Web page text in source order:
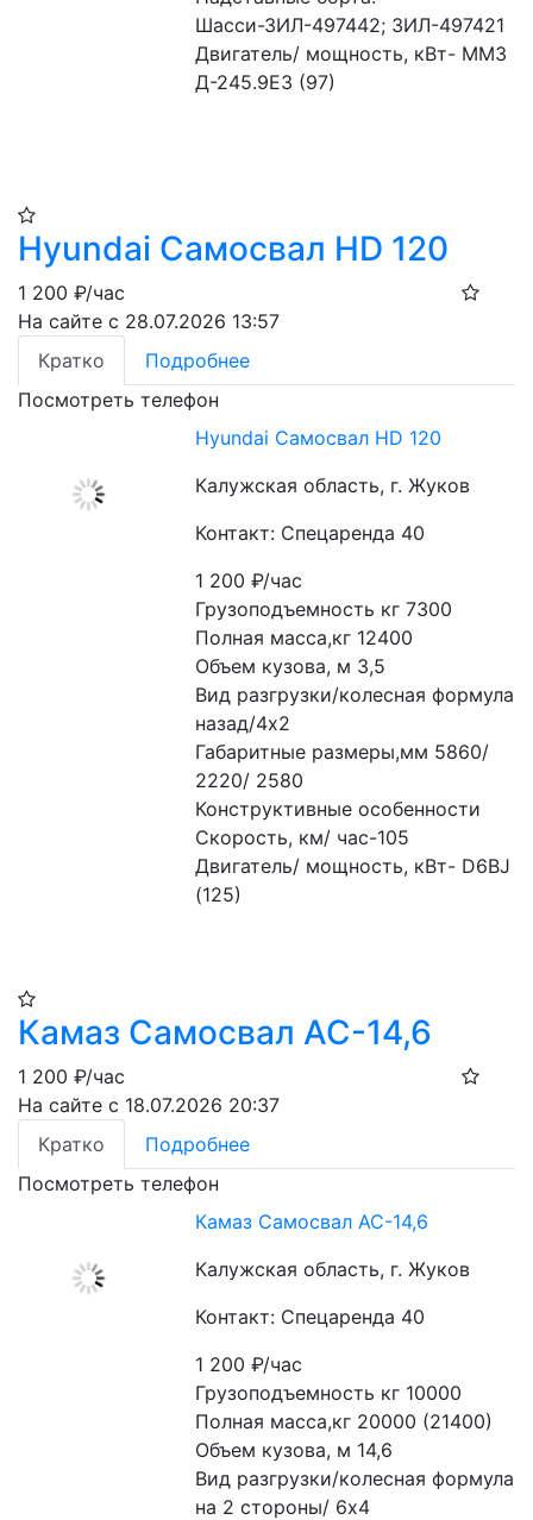
Шасси-ЗИЛ-497442; ЗИЛ-497421
Двигатель/ мощность, кВт- ММЗ
Д-245.9Е3 (97)
Hyundai Самосвал HD 120
1 200 ₽/час
На сайте с 28.07.2026 13:57
Кратко
Подробнее
Посмотреть телефон
Hyundai Самосвал HD 120
Калужская область, г. Жуков
Контакт: Спецаренда 40
1 200₽/час
Грузоподъемность кг 7300
Полная масса,кг 12400
Объем кузова, м 3,5
Вид разгрузки/колесная формула
назад/4х2
Габаритные размеры,мм 5860/
2220/ 2580
Конструктивные особенности
Скорость, км/ час-105
Двигатель/ мощность, кВт- D6BJ
(125)
Камаз Самосвал АС-14,6
1 200 ₽/час
На сайте с 18.07.2026 20:37
Кратко
Подробнее
Посмотреть телефон
Камаз Самосвал АС-14,6
Калужская область, г. Жуков
Контакт: Спецаренда 40
1 200₽/час
Грузоподъемность кг 10000
Полная масса,кг 20000 (21400)
Объем кузова, м 14,6
Вид разгрузки/колесная формула
на 2 стороны/ 6х4